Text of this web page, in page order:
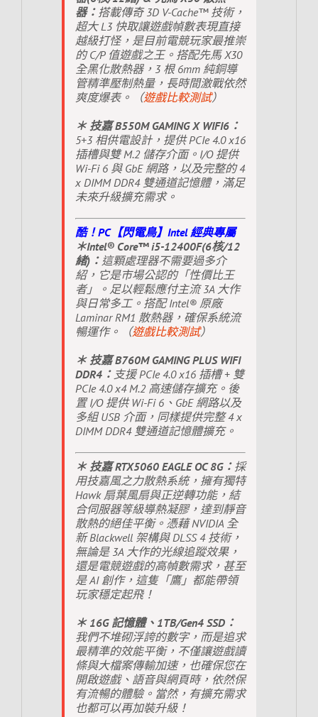
器： 搭載傳奇 3D V-Cache™ 技術，
超大 L3 快取讓遊戲幀數表現直接
越級打怪，是目前電競玩家最推崇
的 C/P 值遊戲之王。搭配先馬 X30
全黑化散熱器，3 根 6mm 純銅導
管精準壓制熱量，長時間激戰依然
爽度爆表。（遊戲比較測試）
＊ 技嘉 B550M GAMING X WIFI6：
5+3 相供電設計，提供 PCIe 4.0 x16
插槽與雙 M.2 儲存介面。I/O 提供
Wi-Fi 6 與 GbE 網路，以及完整的 4
x DIMM DDR4 雙通道記憶體，滿足
未來升級擴充需求。
酷！PC【閃電鳥】Intel 經典專屬
＊Intel® Core™ i5-12400F(6核/12
緒)： 這顆處理器不需要過多介
紹，它是市場公認的「性價比王
者」。足以輕鬆應付主流 3A 大作
與日常多工。搭配 Intel® 原廠
Laminar RM1 散熱器，確保系統流
暢運作。（遊戲比較測試）
＊ 技嘉 B760M GAMING PLUS WIFI
DDR4： 支援 PCIe 4.0 x16 插槽 + 雙
PCIe 4.0 x4 M.2 高速儲存擴充。後
置 I/O 提供 Wi-Fi 6、GbE 網路以及
多組 USB 介面，同樣提供完整 4 x
DIMM DDR4 雙通道記憶體擴充。
＊ 技嘉 RTX5060 EAGLE OC 8G： 採
用技嘉風之力散熱系統，擁有獨特
Hawk 扇葉風扇與正逆轉功能，結
合伺服器等級導熱凝膠，達到靜音
散熱的絕佳平衡。憑藉 NVIDIA 全
新 Blackwell 架構與 DLSS 4 技術，
無論是 3A 大作的光線追蹤效果，
還是電競遊戲的高幀數需求，甚至
是 AI 創作，這隻「鷹」都能帶領
玩家穩定起飛！
＊ 16G 記憶體、1TB/Gen4 SSD：
我們不堆砌浮誇的數字，而是追求
最精準的效能平衡，不僅讓遊戲讀
條與大檔案傳輸加速，也確保您在
開啟遊戲、語音與網頁時，依然保
有流暢的體驗。當然，有擴充需求
也都可以再加裝升級！